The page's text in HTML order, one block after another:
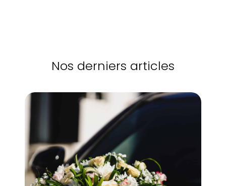
Nos derniers articles